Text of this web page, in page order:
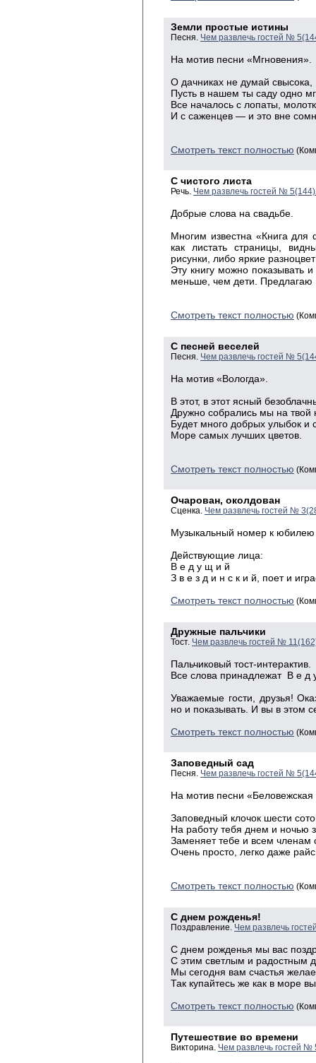
Земли простые истины
Песня. Чем развлечь гостей №
На мотив песни «Мгновения».
О дачниках не думай свысока,
Пусть в нашем ты саду одно
Все началось с лопаты,
И с саженцев — и это вне
Смотреть текст полностью
С чистого листа
Речь. Чем развлечь гостей №
Добрые слова на свадьбе.
Многим известна «Книга для
как листать страницы,
рисунки, либо яркие
Эту книгу можно показывать
меньше, чем дети. Предлагаю
Смотреть текст полностью
С песней веселей
Песня. Чем развлечь гостей №
На мотив «Вологда».
В этот, в этот ясный
Дружно собрались мы на твой
Будет много добрых улыбок и
Море самых лучших цветов.
Смотреть текст полностью
Очарован, околдован
Сценка. Чем развлечь гостей №
Музыкальный номер к
Действующие лица:
В е д у щ и й
З в е з д и н с к и й, поет и
Смотреть текст полностью
Дружные пальчики
Тост. Чем развлечь гостей №
Пальчиковый тост-интерактив.
Все слова принадлежат В е д
Уважаемые гости, друзья!
но и показывать. И вы в этом
Смотреть текст полностью
Заповедный сад
Песня. Чем развлечь гостей №
На мотив песни
Заповедный клочок шести
На работу тебя днем и ночью
Заменяет тебе и всем членам
Очень просто, легко даже
Смотреть текст полностью
С днем рожденья!
Поздравление. Чем развлечь
С днем рожденья мы вас
С этим светлым и радостным
Мы сегодня вам счастья
Так купайтесь же как в море
Смотреть текст полностью
Путешествие во времени
Викторина. Чем развлечь гостей №